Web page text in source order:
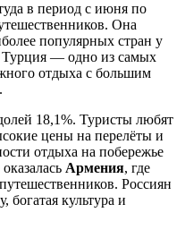
в период с июня по
Она
популярных стран у
Турция — одно из самых
отдыха с большим
18,1%. Туристы любят
цены на перелёты и
отдыха на побережье
Армения, где
Россиян
богатая культура и